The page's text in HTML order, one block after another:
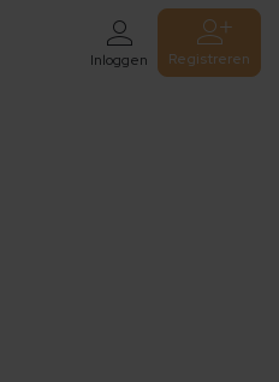
Inloggen Registreren